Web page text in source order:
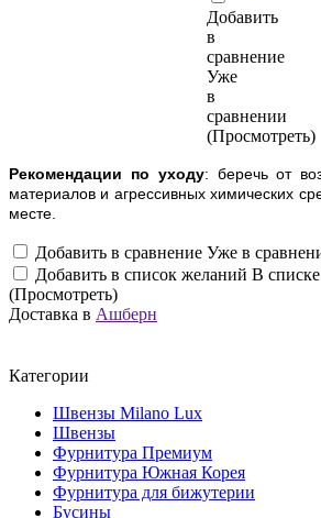
Добавить
в
сравнение
Уже
в
сравнении
(Просмотреть)
Рекомендации по уходу: беречь от
материалов и агрессивных химических
месте.
Добавить в сравнение Уже в
Добавить в список желаний В
(Просмотреть)
Доставка в Ашберн
Категории
Швензы Milano Lux
Швензы
Фурнитура Премиум
Фурнитура Южная Корея
Фурнитура для бижутерии
Бусины